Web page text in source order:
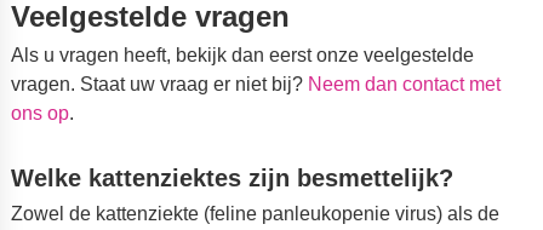
Veelgestelde vragen
Als u vragen heeft, bekijk dan eerst onze veelgestelde
vragen. Staat uw vraag er niet bij? Neem dan contact met
ons op.
Welke kattenziektes zijn besmettelijk?
Zowel de kattenziekte (feline panleukopenie virus) als de